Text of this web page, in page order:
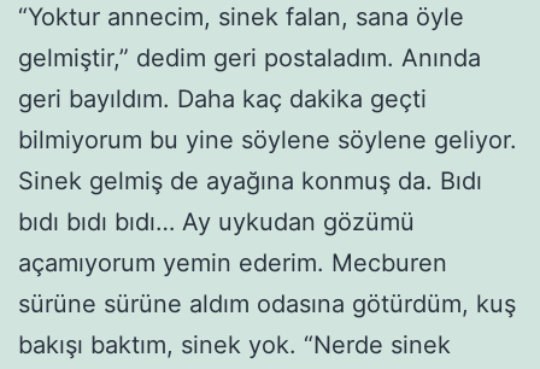
“Yoktur annecim, sinek falan, sana öyle
gelmiştir,” dedim geri postaladım. Anında
geri bayıldım. Daha kaç dakika geçti
bilmiyorum bu yine söylene söylene geliyor.
Sinek gelmiş de ayağına konmuş da. Bıdı
bıdı bıdı bıdı… Ay uykudan gözümü
açamıyorum yemin ederim. Mecburen
sürüne sürüne aldım odasına götürdüm, kuş
bakışı baktım, sinek yok. “Nerde sinek